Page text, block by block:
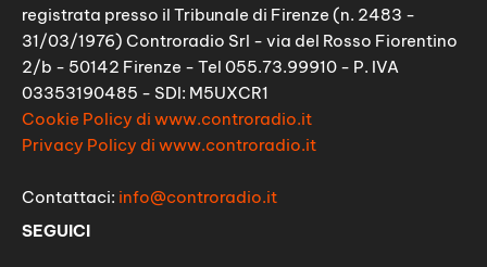
registrata presso il Tribunale di Firenze (n. 2483 -
31/03/1976) Controradio Srl - via del Rosso Fiorentino
2/b - 50142 Firenze - Tel 055.73.99910 - P. IVA
03353190485 - SDI: M5UXCR1
Cookie Policy di www.controradio.it
Privacy Policy di www.controradio.it
Contattaci: info@controradio.it
SEGUICI